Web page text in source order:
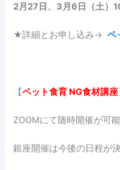
2月27日、3月6日（土）
★詳細とお申し込み→ペ
【ペット食育 NG食材講座
ZOOMにて随時開催が可能
銀座開催は今後の日程が